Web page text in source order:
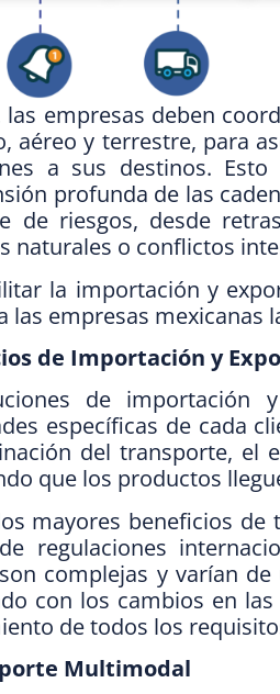
las empresas deben
aéreo y terrestre, para
a sus destinos.
profunda de las
de riesgos, desde
naturales o conflictos
la importación y
las empresas mexicanas
de Importación y
de importación
específicas de cada
del transporte, el
que los productos
mayores beneficios de
regulaciones
complejas y varían
con los cambios en
de todos los
Multimodal